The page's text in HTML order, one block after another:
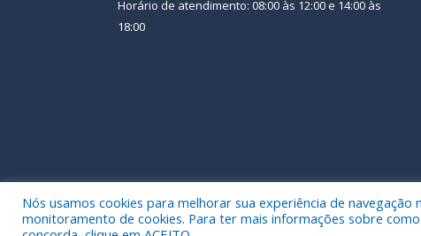
Horário de atendimento: 08:00 às 12:00 e 14:00 às
18:00
Todos os direitos reservados a Prefeitura Municipal de
Nós usamos cookies para melhorar sua experiência de
monitoramento de cookies. Para ter mais informações sobre